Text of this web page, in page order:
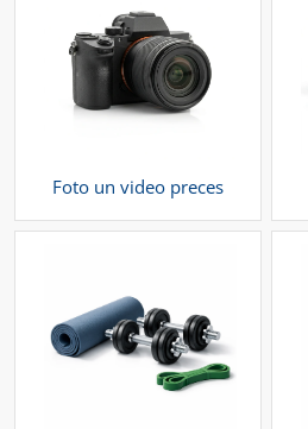
Foto un video preces